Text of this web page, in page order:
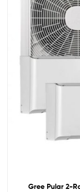
Gree Pular 2-